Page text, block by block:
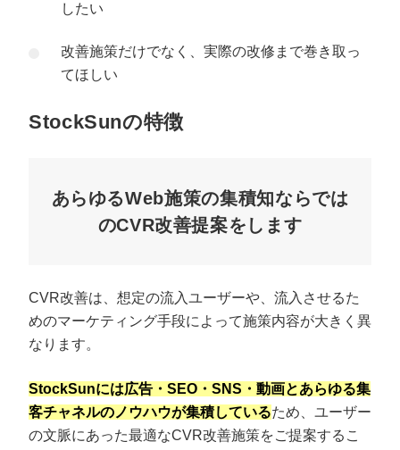
したい
改善施策だけでなく、実際の改修まで巻き取っ
てほしい
StockSunの特徴
あらゆるWeb施策の集積知ならでは
のCVR改善提案をします
CVR改善は、想定の流入ユーザーや、流入させるた
めのマーケティング手段によって施策内容が大きく異
なります。
StockSunには広告・SEO・SNS・動画とあらゆる集
客チャネルのノウハウが集積しているため、ユーザー
の文脈にあった最適なCVR改善施策をご提案するこ